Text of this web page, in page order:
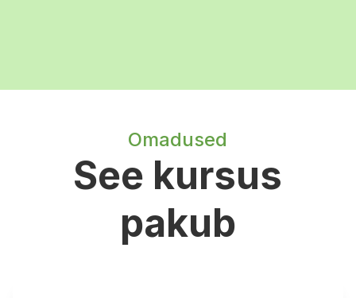
Omadused
See kursus
pakub